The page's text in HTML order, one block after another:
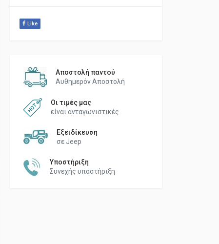
Like
Αποστολή παντού
Αυθημερόν Αποστολή
Οι τιμές μας
είναι ανταγωνιστικές
Εξειδίκευση
σε Jeep
Υποστήριξη
Συνεχής υποστήριξη